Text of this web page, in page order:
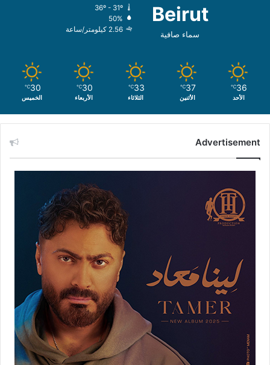
Beirut
سماء صافية
36º - 31º
50%
2.56 كيلومتر/ساعة
36
℃
الأحد
37
℃
الأثنين
33
℃
الثلاثاء
30
℃
الأربعاء
30
℃
الخميس
Advertisement